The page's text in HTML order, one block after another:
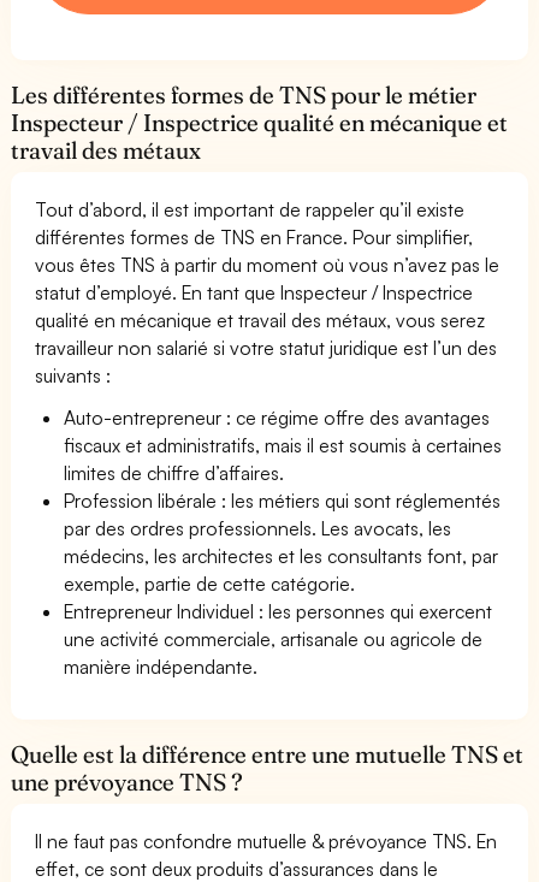
Les différentes formes de TNS pour le métier
Inspecteur / Inspectrice qualité en mécanique et
travail des métaux
Tout d’abord, il est important de rappeler qu’il existe
différentes formes de TNS en France. Pour simplifier,
vous êtes TNS à partir du moment où vous n’avez pas le
statut d’employé. En tant que Inspecteur / Inspectrice
qualité en mécanique et travail des métaux, vous serez
travailleur non salarié si votre statut juridique est l’un des
suivants :
Auto-entrepreneur : ce régime offre des avantages
fiscaux et administratifs, mais il est soumis à certaines
limites de chiffre d’affaires.
Profession libérale : les métiers qui sont réglementés
par des ordres professionnels. Les avocats, les
médecins, les architectes et les consultants font, par
exemple, partie de cette catégorie.
Entrepreneur Individuel : les personnes qui exercent
une activité commerciale, artisanale ou agricole de
manière indépendante.
Quelle est la différence entre une mutuelle TNS et
une prévoyance TNS ?
Il ne faut pas confondre mutuelle & prévoyance TNS. En
effet, ce sont deux produits d’assurances dans le